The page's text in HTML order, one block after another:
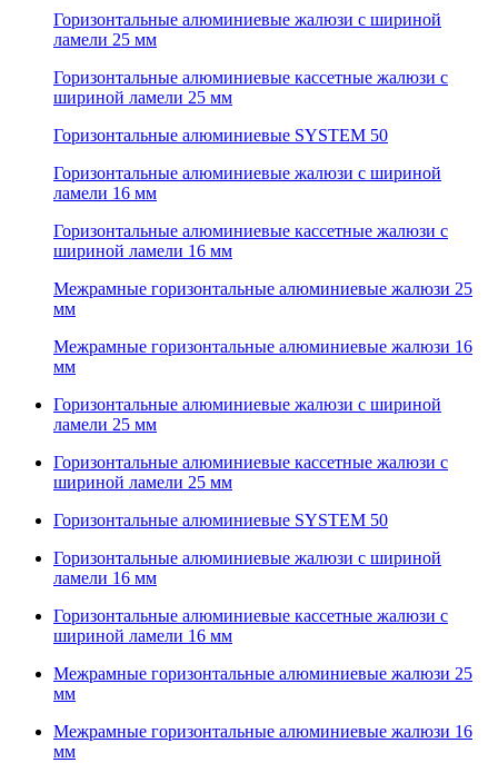
Горизонтальные алюминиевые жалюзи с шириной
ламели 25 мм
Горизонтальные алюминиевые кассетные жалюзи с
шириной ламели 25 мм
Горизонтальные алюминиевые SYSTEM 50
Горизонтальные алюминиевые жалюзи с шириной
ламели 16 мм
Горизонтальные алюминиевые кассетные жалюзи с
шириной ламели 16 мм
Межрамные горизонтальные алюминиевые жалюзи 25
мм
Межрамные горизонтальные алюминиевые жалюзи 16
мм
Горизонтальные алюминиевые жалюзи с шириной
ламели 25 мм
Горизонтальные алюминиевые кассетные жалюзи с
шириной ламели 25 мм
Горизонтальные алюминиевые SYSTEM 50
Горизонтальные алюминиевые жалюзи с шириной
ламели 16 мм
Горизонтальные алюминиевые кассетные жалюзи с
шириной ламели 16 мм
Межрамные горизонтальные алюминиевые жалюзи 25
мм
Межрамные горизонтальные алюминиевые жалюзи 16
мм